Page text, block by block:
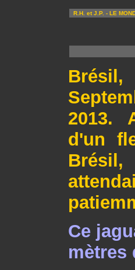
R.H. et J.P. - LE
Brésil,
2013.
d'un
Ce
mètres